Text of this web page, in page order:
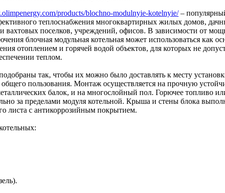
products/blochno-modulnyie-kotelnyie/–
теплоснабжения многоквартирных жилых домов,
вахтовых поселков, учреждений, офисов. В зависимости от
блочная модульная котельная может использоваться как
отоплением и горячей водой объектов, для которых не
теплом.
так, чтобы их можно было доставлять к месту
общего пользования. Монтаж осуществляется на прочную
балок, и на многослойный пол. Горючее топливо
за пределами модуля котельной. Крыша и стены блока
листа с антикоррозийным покрытием.